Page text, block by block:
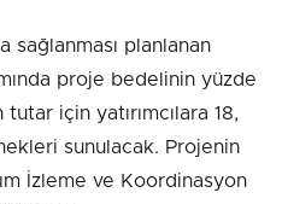
sağlanması planlanan
proje bedelinin yüzde
için yatırımcılara 18,
sunulacak. Projenin
İzleme ve Koordinasyon